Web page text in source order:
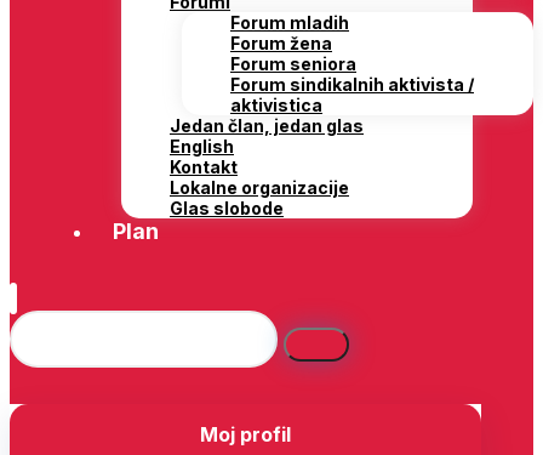
Forum mladih
Forum žena
Forum seniora
Forum sindikalnih aktivista /
aktivistica
Jedan član, jedan glas
English
Kontakt
Lokalne organizacije
Glas slobode
Plan
Moj profil